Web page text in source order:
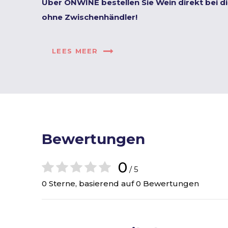
Über ONWINE bestellen Sie Wein direkt bei
ohne Zwischenhändler!
LEES MEER
Bewertungen
0 / 5
0 Sterne, basierend auf 0 Bewertungen